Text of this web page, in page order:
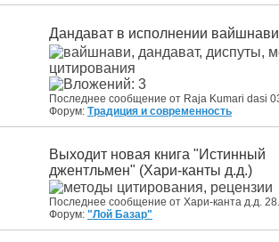
Дандават в исполнении вайшнави
Форум: Традиция и современность
Выходит новая книга "Истинный
джентльмен" (Хари-канты д.д.)
Форум: "Лой Базар"